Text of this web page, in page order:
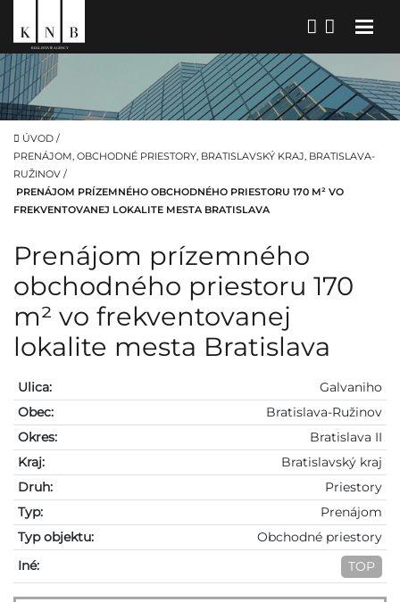
ÚVOD /
PRENÁJOM, OBCHODNÉ PRIESTORY, BRATISLAVSKÝ KRAJ, BRATISLAVA-
RUŽINOV /
PRENÁJOM PRÍZEMNÉHO OBCHODNÉHO PRIESTORU 170 M² VO
FREKVENTOVANEJ LOKALITE MESTA BRATISLAVA
Prenájom prízemného
obchodného priestoru 170
m² vo frekventovanej
lokalite mesta Bratislava
Ulica:
Galvaniho
Obec:
Bratislava-Ružinov
Okres:
Bratislava II
Kraj:
Bratislavský kraj
Druh:
Priestory
Typ:
Prenájom
Typ objektu:
Obchodné priestory
Iné:
TOP